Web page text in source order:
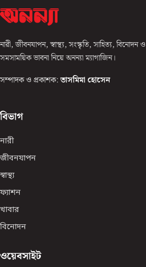
নারী, জীবনযাপন, স্বাস্থ্য, সংস্কৃতি, সাহিত্য, বিনোদন ও
সমসাময়িক ভাবনা নিয়ে অনন্যা ম্যাগাজিন।
সম্পাদক ও প্রকাশক: তাসমিমা হোসেন
বিভাগ
নারী
জীবনযাপন
স্বাস্থ্য
ফ্যাশন
খাবার
বিনোদন
ওয়েবসাইট